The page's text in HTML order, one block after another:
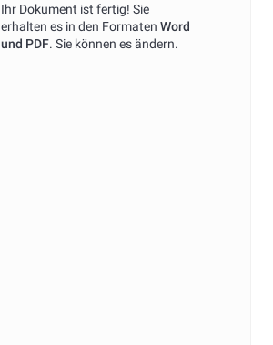
Ihr Dokument ist fertig! Sie
erhalten es in den Formaten Word
und PDF. Sie können es ändern.